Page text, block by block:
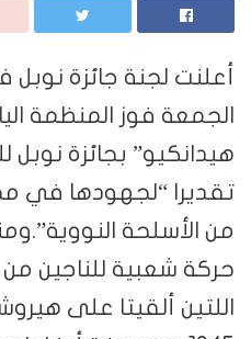
أعلنت لجنة جائزة نوبل
الجمعة فوز المنظمة
تقديرا “لجهودها في
من الأسلحة
حركة شعبية للناجين من
اللتين ألقيتا على